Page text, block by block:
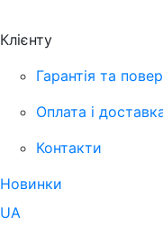
Клієнту
Гарантія та
Оплата і
Контакти
Новинки
UA